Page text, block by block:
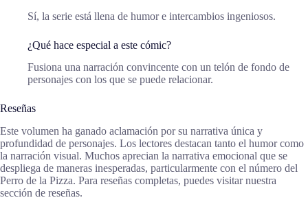
Sí, la serie está llena de humor e intercambios ingeniosos.
¿Qué hace especial a este cómic?
Fusiona una narración convincente con un telón de fondo de
personajes con los que se puede relacionar.
Reseñas
Este volumen ha ganado aclamación por su narrativa única y
profundidad de personajes. Los lectores destacan tanto el humor como
la narración visual. Muchos aprecian la narrativa emocional que se
despliega de maneras inesperadas, particularmente con el número del
Perro de la Pizza. Para reseñas completas, puedes visitar nuestra
sección de reseñas.